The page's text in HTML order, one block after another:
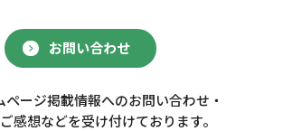
お問い合わせ
ページ掲載情報へのお問い合わせ・
感想などを受け付けております。